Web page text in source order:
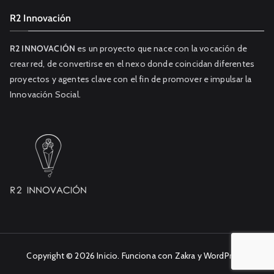
R2 Innovación
R2 INNOVACIÓN es un proyecto que nace con la vocación de
crear red, de convertirse en el nexo donde coincidan diferentes
proyectos y agentes clave con el fin de promover e impulsar la
Innovación Social.
Copyright © 2026Inicio. Funciona con Zakra yWordPress